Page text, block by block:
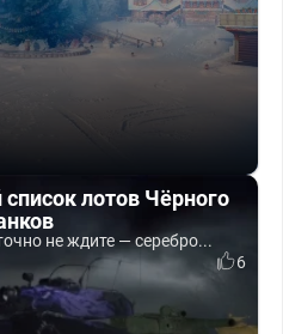
лотов Чёрного
не ждите — серебро...
6